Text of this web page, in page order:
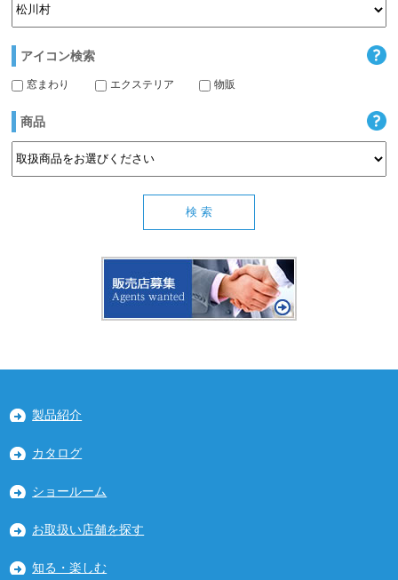
アイコン検索
窓まわり エクステリア 物販
商品
製品紹介
カタログ
ショールーム
お取扱い店舗を探す
知る・楽しむ